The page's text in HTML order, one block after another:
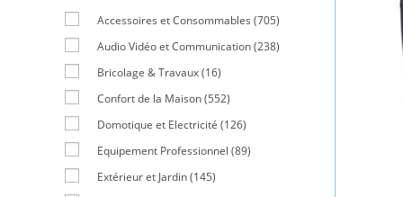
Accessoires et Consommables (705)
Audio Vidéo et Communication(238)
Bricolage & Travaux(16)
Confort de la Maison(552)
Domotique et Electricité (126)
Equipement Professionnel (89)
Extérieur et Jardin(145)